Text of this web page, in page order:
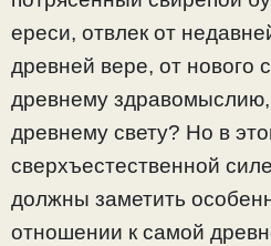
ереси, отвлек от
древней вере, от нового
древнему
древнему свету? Но в
сверхъестественной
должны заметить
отношении к самой